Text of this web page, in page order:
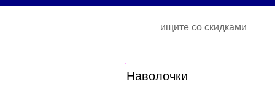
ищите со скидками